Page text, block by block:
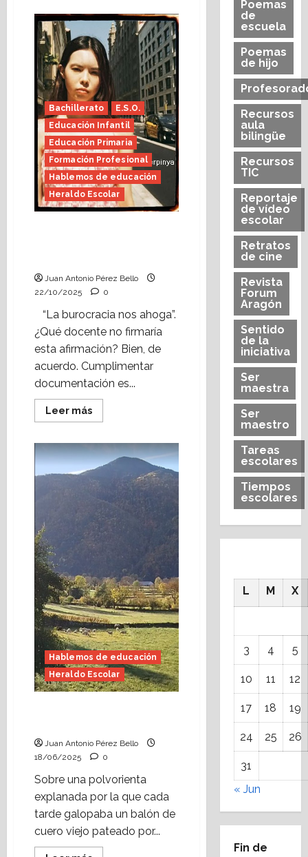
Anatomía
la
edad
(Heraldo
Escolar)
Bachillerato
E.S.O.
Educación Infantil
Educación Primaria
Formación Profesional
Hablemos de educación
Heraldo Escolar
Juan Antonio Pérez Bello
22/10/2025
0
“La burocracia nos ahoga”.
¿Qué docente no firmaría
esta afirmación? Bien, de
acuerdo. Cumplimentar
documentación es...
Leer másLeer
más
Escuela
sin
papeles
(Heraldo
Escolar)
Foto:Jaime
Perpinyà
Hablemos de educación
Heraldo Escolar
Juan Antonio Pérez Bello
18/06/2025
0
Sobre una polvorienta
explanada por la que cada
tarde galopaba un balón de
cuero viejo pateado por...
Poemas
de
escuela
Poemas
de hijo
Recursos
aula
bilingüe
Recursos
TIC
Reportaje
de vídeo
escolar
Retratos
de cine
Revista
Forum
Aragón
Sentido
de la
iniciativa
Ser
maestra
Ser
maestro
Tareas
escolares
Tiempos
escolares
L M X
3 4 5
10 11 12
17 18 19
24 25 26
31
« Jun
Fin de